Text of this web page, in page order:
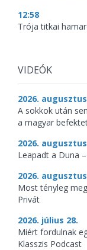
12:58
Trója titkai
VIDEÓK
2026.
A sokkok után
a magyar
2026.
Leapadt a Duna
2026.
Most tényleg
Privát
2026. július 28.
Miért fordulnak
Klasszis Podcast